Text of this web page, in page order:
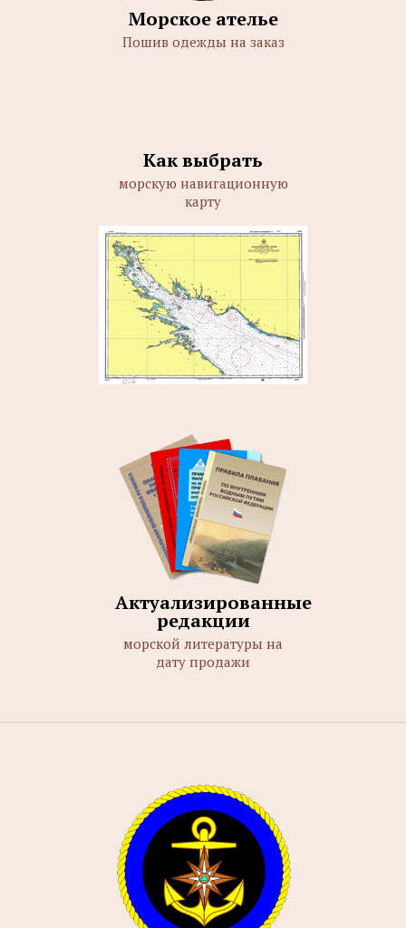
Морское ателье
Пошив одежды на заказ
Как выбрать
морскую навигационную
карту
Актуализированные
редакции
морской литературы на
дату продажи